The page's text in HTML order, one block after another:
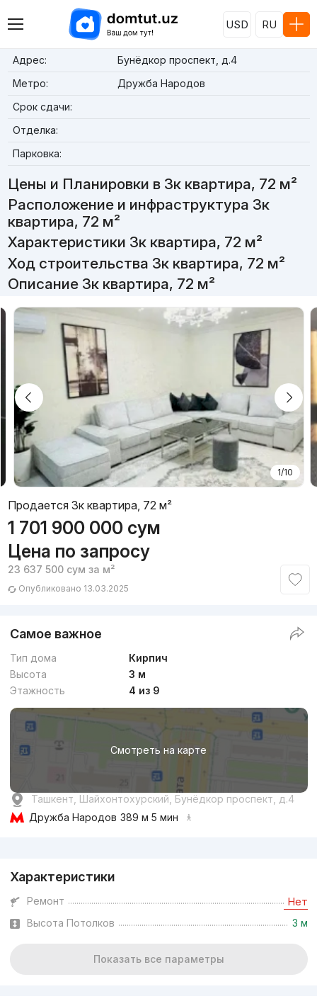
USD RU
Адрес:
Бунёдкор проспект, д.4
Метро:
Дружба Народов
Срок сдачи:
Отделка:
Парковка:
Цены и Планировки в 3к квартира, 72 м²
Расположение и инфраструктура 3к
квартира, 72 м²
Характеристики 3к квартира, 72 м²
Ход строительства 3к квартира, 72 м²
Описание 3к квартира, 72 м²
1/10
Продается 3к квартира, 72 м²
1 701 900 000 сум
Цена по запросу
23 637 500 сум за м²
Опубликовано 13.03.2025
Самое важное
Тип дома
Кирпич
Высота
3 м
Этажность
4 из 9
Смотреть на карте
Ташкент, Шайхонтохурский, Бунёдкор проспект, д.4
Дружба Народов 389 м 5 мин
Характеристики
Ремонт Нет
Высота Потолков 3 м
Показать все параметры